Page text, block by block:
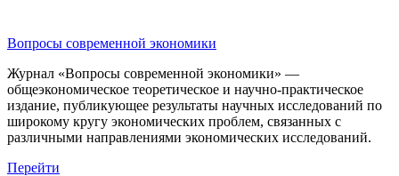
Вопросы современной экономики
Журнал «Вопросы современной экономики» —
общеэкономическое теоретическое и научно-практическое
издание, публикующее результаты научных исследований по
широкому кругу экономических проблем, связанных с
различными направлениями экономических исследований.
Перейти